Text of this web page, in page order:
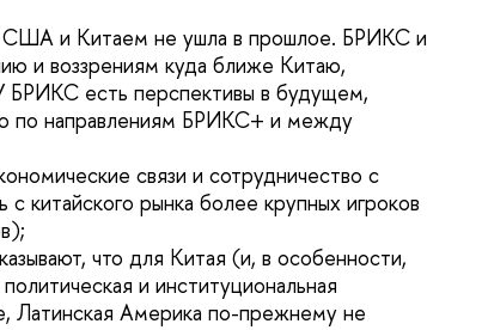
США и Китаем не ушла в прошлое. БРИКС и
и воззрениям куда ближе Китаю,
БРИКС есть перспективы в будущем,
по направлениям БРИКС+ и между
связи и сотрудничество с
китайского рынка более крупных игроков
что для Китая (и, в особенности,
и институциональная
Латинская Америка по-прежнему не